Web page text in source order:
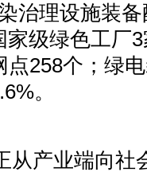
治理设施装
家级绿色工厂
点258个；绿
。
从产业端向社